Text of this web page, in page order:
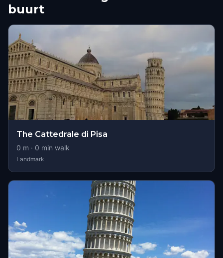
buurt
The Cattedrale di Pisa
0 m · 0 min walk
Landmark